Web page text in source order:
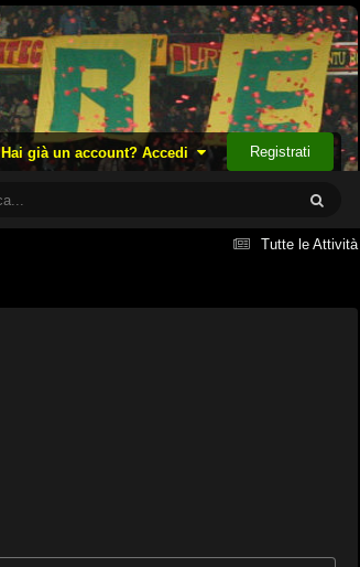
Hai già un account? Accedi Registrati
Tutte le Attività